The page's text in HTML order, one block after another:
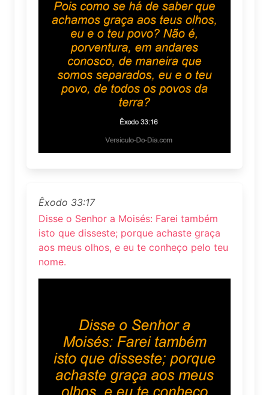
Êxodo 33:17
Disse o Senhor a Moisés: Farei também
isto que disseste; porque achaste graça
aos meus olhos, e eu te conheço pelo teu
nome.